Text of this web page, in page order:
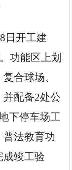
日开工建
功能区上划
合球场、
并配备2处公
下停车场工
法教育功
成竣工验